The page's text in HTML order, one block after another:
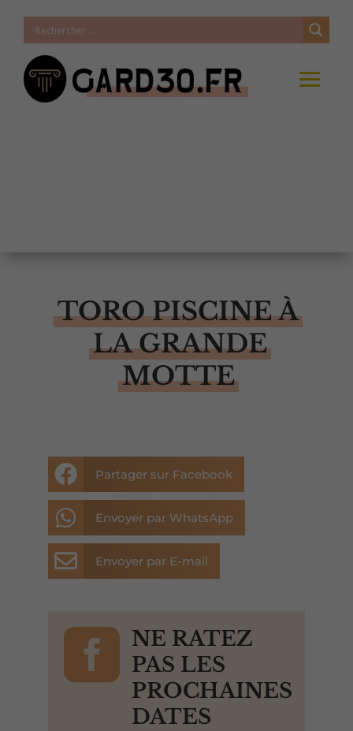
TORO PISCINE À
LA GRANDE
MOTTE
 Partager sur Facebook
 Envoyer par WhatsApp
 Envoyer par E-mail

NE RATEZ
PAS LES
PROCHAINES
DATES